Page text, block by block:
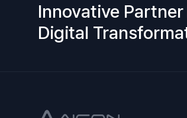
Innovative
Digital